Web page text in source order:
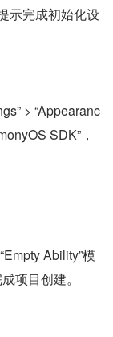
示完成初始化设
> “Appearanc
SDK”，
Ability”模
项目创建。